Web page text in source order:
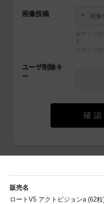
画像投稿 画像
※アップロ
す。
※アップロ
ユーザ削除キ
ー
確
販売名
ロートV5 アクトビジョンa (62粒